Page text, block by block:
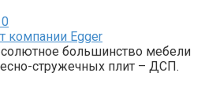
0
компании Egger
большинство мебели
стружечных плит – ДСП.